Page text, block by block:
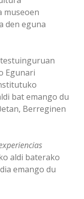
museoen
den eguna
Egunari
bat emango du
Berreginen
aldi baterako
emango du